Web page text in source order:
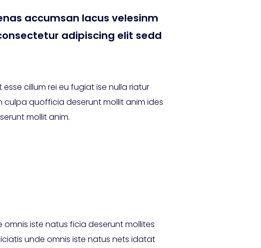
accumsan lacus velesinm
adipiscing elit sedd
cillum rei eu fugiat ise nulla riatur
quofficia deserunt mollit anim ides
mollit anim.
iste natus ficia deserunt mollites
unde omnis iste natus nets idatat